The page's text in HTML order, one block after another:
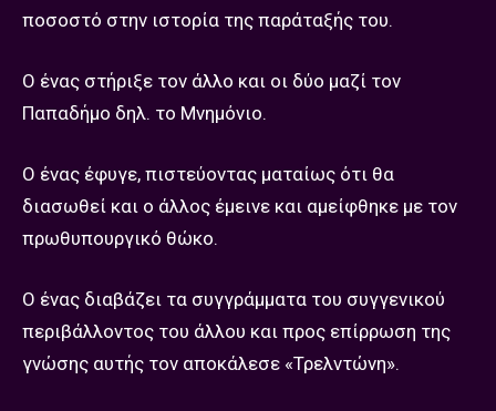
ποσοστό στην ιστορία της παράταξής του.
Ο ένας στήριξε τον άλλο και οι δύο μαζί τον
Παπαδήμο δηλ. το Μνημόνιο.
Ο ένας έφυγε, πιστεύοντας ματαίως ότι θα
διασωθεί και ο άλλος έμεινε και αμείφθηκε με τον
πρωθυπουργικό θώκο.
Ο ένας διαβάζει τα συγγράμματα του συγγενικού
περιβάλλοντος του άλλου και προς επίρρωση της
γνώσης αυτής τον αποκάλεσε «Τρελντώνη».